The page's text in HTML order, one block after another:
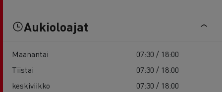
Aukioloajat
Maanantai
07:30 / 18:00
Tiistai
07:30 / 18:00
keskiviikko
07:30 / 18:00